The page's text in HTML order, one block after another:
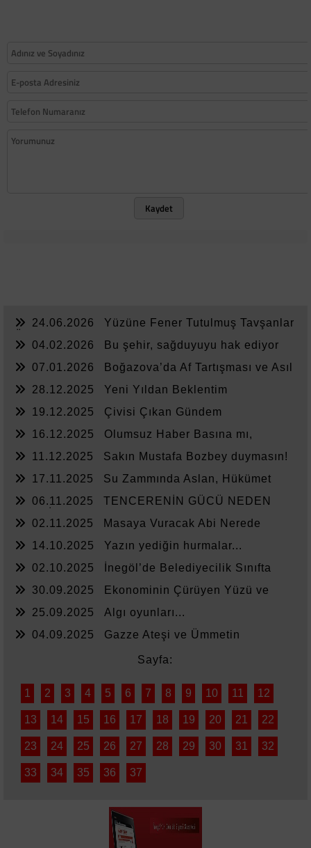
Kaydet
24.06.2026
Yüzüne Fener Tutulmuş Tavşanlar
04.02.2026
Bu şehir, sağduyuyu hak ediyor
07.01.2026
Boğazova’da Af Tartışması ve Asıl
28.12.2025
Yeni Yıldan Beklentim
19.12.2025
Çivisi Çıkan Gündem
16.12.2025
Olumsuz Haber Basına mı,
11.12.2025
Sakın Mustafa Bozbey duymasın!
17.11.2025
Su Zammında Aslan, Hükümet
06.11.2025
TENCERENİN GÜCÜ NEDEN
02.11.2025
Masaya Vuracak Abi Nerede
14.10.2025
Yazın yediğin hurmalar...
02.10.2025
İnegöl’de Belediyecilik Sınıfta
30.09.2025
Ekonominin Çürüyen Yüzü ve
25.09.2025
Algı oyunları...
04.09.2025
Gazze Ateşi ve Ümmetin
Sayfa:
1 2 3 4 5 6 7 8 9 10 11 12
13 14 15 16 17 18 19 20 21 22
23 24 25 26 27 28 29 30 31 32
33 34 35 36 37